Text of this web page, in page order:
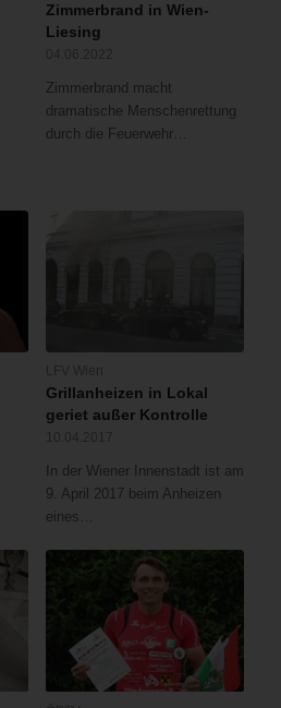
Zimmerbrand in Wien-
Liesing
Zimmerbrand macht
dramatische Menschenrettung
durch die Feuerwehr…
Grillanheizen in Lokal
geriet außer Kontrolle
In der Wiener Innenstadt ist am
9. April 2017 beim Anheizen
eines…